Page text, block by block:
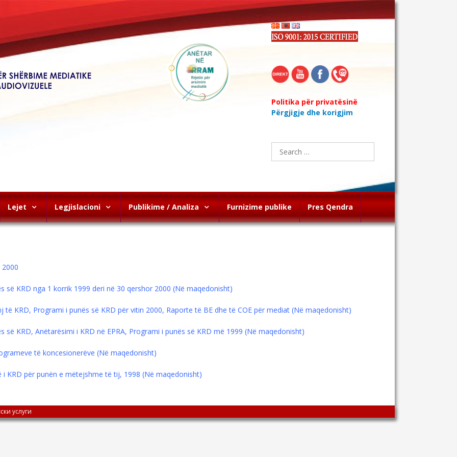
Politika për privatësinë
Përgjigje dhe korigjim
Search
for:
Lejet Legjislacioni Publikime / Analiza Furnizime publike Pres Qendra
së KRD nga 1 korrik 1999 deri në 30 qershor 2000 (Në maqedonisht)
të KRD, Programi i punës së KRD për vitin 2000, Raporte të BE dhe të COE për mediat (Në maqedonisht)
së KRD, Anëtarësimi i KRD në EPRA, Programi i punës së KRD më 1999 (Në maqedonisht)
të koncesionerëve (Në maqedonisht)
i KRD për punën e mëtejshme të tij, 1998 (Në maqedonisht)
provides
услуги